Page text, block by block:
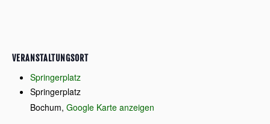
VERANSTALTUNGSORT
Springerplatz
Springerplatz
Bochum, Google Karte anzeigen